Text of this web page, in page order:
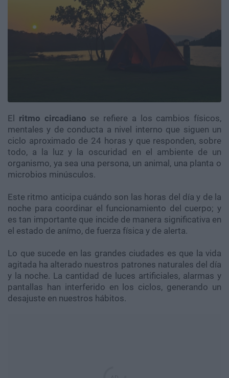
El ritmo circadiano se refiere a los cambios físicos,
mentales y de conducta a nivel interno que siguen un
ciclo aproximado de 24 horas y que responden, sobre
todo, a la luz y la oscuridad en el ambiente de un
organismo, ya sea una persona, un animal, una planta o
microbios minúsculos.
Este ritmo anticipa cuándo son las horas del día y de la
noche para coordinar el funcionamiento del cuerpo; y
es tan importante que incide de manera significativa en
el estado de anímo, de fuerza física y de alerta.
Lo que sucede en las grandes ciudades es que la vida
agitada ha alterado nuestros patrones naturales del día
y la noche. La cantidad de luces artificiales, alarmas y
pantallas han interferido en los ciclos, generando un
desajuste en nuestros hábitos.